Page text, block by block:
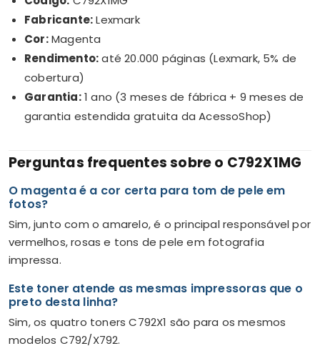
Fabricante:Lexmark
Cor:Magenta
Rendimento:até 20.000 páginas (Lexmark, 5% de
cobertura)
Garantia:1 ano (3 meses de fábrica + 9 meses de
garantia estendida gratuita da AcessoShop)
Perguntas frequentes sobre o C792X1MG
O magenta é a cor certa para tom de pele em
fotos?
Sim, junto com o amarelo, é o principal responsável por
vermelhos, rosas e tons de pele em fotografia
impressa.
Este toner atende as mesmas impressoras que o
preto desta linha?
Sim, os quatro toners C792X1 são para os mesmos
modelos C792/X792.